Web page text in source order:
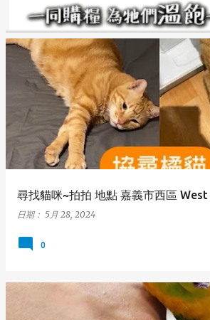
尋找貓咪~拍拍 地點 嘉義市西區 West
日期： 5月 28, 2024
0